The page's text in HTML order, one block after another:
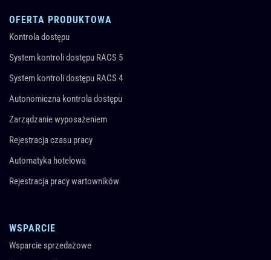
OFERTA PRODUKTOWA
Kontrola dostępu
System kontroli dostępu RACS 5
System kontroli dostępu RACS 4
Autonomiczna kontrola dostępu
Zarządzanie wyposażeniem
Rejestracja czasu pracy
Automatyka hotelowa
Rejestracja pracy wartowników
WSPARCIE
Wsparcie sprzedażowe